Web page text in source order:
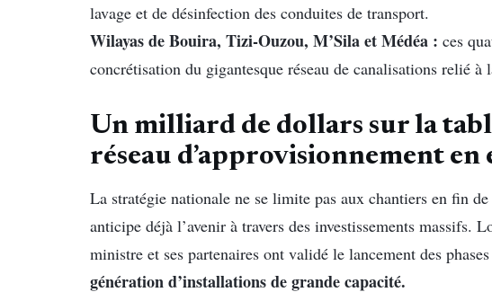
lavage et de désinfection des conduites de transport.
Wilayas de Bouira, Tizi-Ouzou, M’Sila et Médéa : ces
concrétisation du gigantesque réseau de canalisations relié
Un milliard de dollars sur la
réseau d’approvisionnement en
La stratégie nationale ne se limite pas aux chantiers en fin
anticipe déjà l’avenir à travers des investissements massifs.
ministre et ses partenaires ont validé le lancement des
génération d’installations de grande capacité.